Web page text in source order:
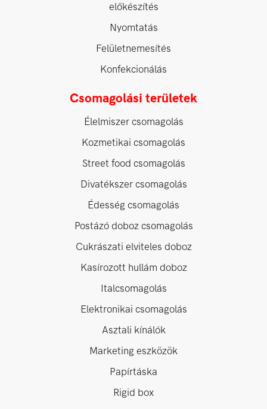
előkészítés
Nyomtatás
Felületnemesítés
Konfekcionálás
Csomagolási területek
Élelmiszer csomagolás
Kozmetikai csomagolás
Street food csomagolás
Divatékszer csomagolás
Édesség csomagolás
Postázó doboz csomagolás
Cukrászati elviteles doboz
Kasírozott hullám doboz
Italcsomagolás
Elektronikai csomagolás
Asztali kínálók
Marketing eszközök
Papírtáska
Rigid box